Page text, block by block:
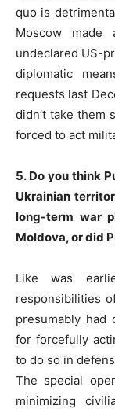
quo is
Moscow
undeclared US-
diplomatic
requests last
didn’t take them
forced to act
5. Do you think
Ukrainian
long-term war
Moldova, or did
Like was
responsibilities
presumably had
for forcefully
to do so in
The special
minimizing